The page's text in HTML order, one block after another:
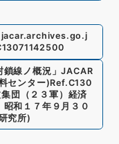
線ノ概況 」JACAR
センター)Ref.C130
団（２３軍）経済
和１７年９月３０
究所)